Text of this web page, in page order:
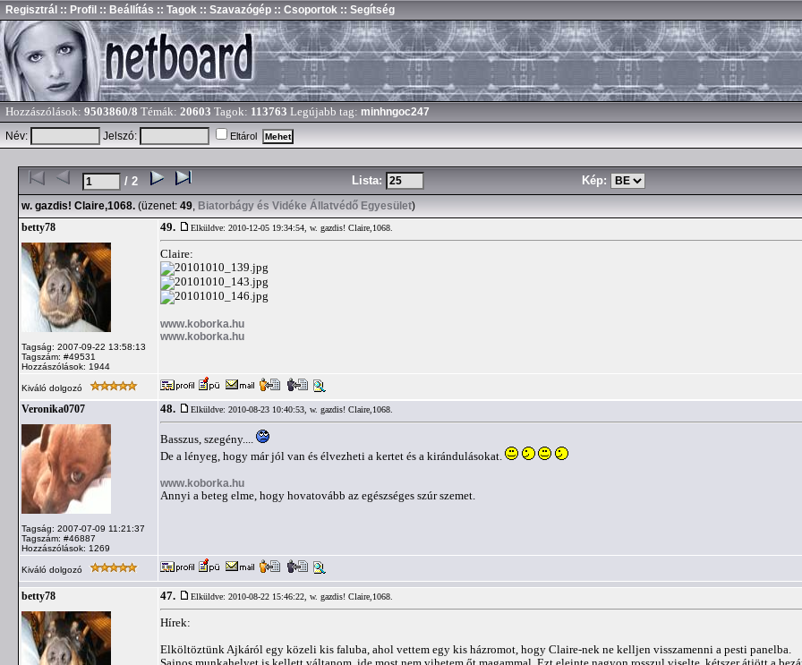
Regisztrál :: Profil :: Beállítás :: Tagok :: Szavazógép :: Csoportok :: Segítség
Hozzászólások: 9503860/8 Témák: 20603 Tagok: 113763 Legújabb tag: minhngoc247
Név: Jelszó: Eltárol
/ 2 Lista: Kép:
w. gazdis! Claire,1068. (üzenet: 49, Biatorbágy és Vidéke Állatvédő Egyesület)
betty78
Tagság: 2007-09-22 13:58:13
Tagszám: #49531
Hozzászólások: 1944
49. Elküldve: 2010-12-05 19:34:54, w. gazdis! Claire,1068.
Claire:
www.koborka.hu
www.koborka.hu
Kiváló dolgozó
Veronika0707
Tagság: 2007-07-09 11:21:37
Tagszám: #46887
Hozzászólások: 1269
48. Elküldve: 2010-08-23 10:40:53, w. gazdis! Claire,1068.
Basszus, szegény....
De a lényeg, hogy már jól van és élvezheti a kertet és a kirándulásokat.
www.koborka.hu
Annyi a beteg elme, hogy hovatovább az egészséges szúr szemet.
Kiváló dolgozó
betty78 47. Elküldve: 2010-08-22 15:46:22, w. gazdis! Claire,1068.
Hírek:
Elköltöztünk Ajkáról egy közeli kis faluba, ahol vettem egy kis házromot, hogy Claire-nek ne kelljen visszamenni a pesti panelba.